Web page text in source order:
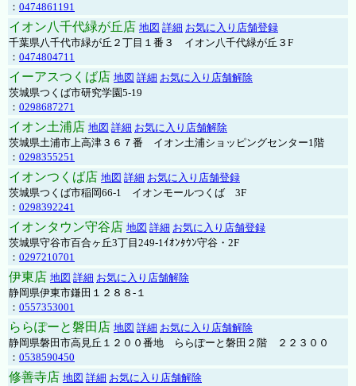
： 0474861191
イオン八千代緑が丘店 地図 詳細 お気に入り店舗登録
千葉県八千代市緑が丘２丁目１番３ イオン八千代緑が丘３F
： 0474804711
イーアスつくば店 地図 詳細 お気に入り店舗解除
茨城県つくば市研究学園5-19
： 0298687271
イオン土浦店 地図 詳細 お気に入り店舗解除
茨城県土浦市上高津３６７番 イオン土浦ショッピングセンター1階
： 0298355251
イオンつくば店 地図 詳細 お気に入り店舗登録
茨城県つくば市稲岡66-1 イオンモールつくば 3F
： 0298392241
イオンタウン守谷店 地図 詳細 お気に入り店舗登録
茨城県守谷市百合ヶ丘3丁目249-1ｲｵﾝﾀｳﾝ守谷・2F
： 0297210701
伊東店 地図 詳細 お気に入り店舗解除
静岡県伊東市鎌田１２８８-１
： 0557353001
ららぽーと磐田店 地図 詳細 お気に入り店舗解除
静岡県磐田市高見丘１２００番地 ららぽーと磐田２階 ２２３００
： 0538590450
修善寺店 地図 詳細 お気に入り店舗解除